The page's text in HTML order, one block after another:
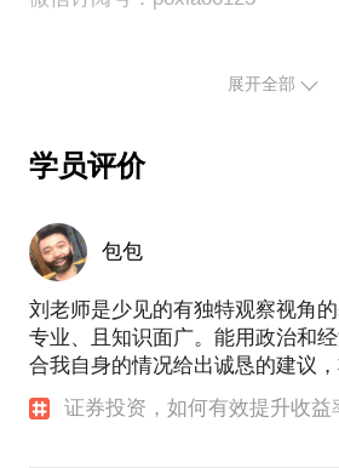
展开全部
学员评价
包包
刘老师是少见的有独特观察视角的
专业、且知识面广。能用政治和
合我自身的情况给出诚恳的建议，
证券投资，如何有效提升收益